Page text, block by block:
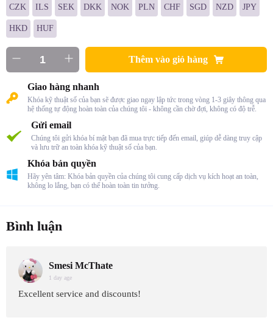
CZK ILS SEK DKK NOK PLN CHF SGD NZD JPY
HKD HUF
Thêm vào giỏ hàng
Giao hàng nhanh
Khóa kỹ thuật số của bạn sẽ được giao ngay lập tức trong vòng 1-3 giây thông qua
hệ thống tự động hoàn toàn của chúng tôi - không cần chờ đợi, không có độ trễ.
Gửi email
Chúng tôi gửi khóa bí mật bạn đã mua trực tiếp đến email, giúp dễ dàng truy cập
và lưu trữ an toàn khóa kỹ thuật số của bạn.
Khóa bản quyền
Hãy yên tâm: Khóa bản quyền của chúng tôi cung cấp dịch vụ kích hoạt an toàn,
không lo lắng, bạn có thể hoàn toàn tin tưởng.
Bình luận
Smesi McThate
1 day age
Excellent service and discounts!